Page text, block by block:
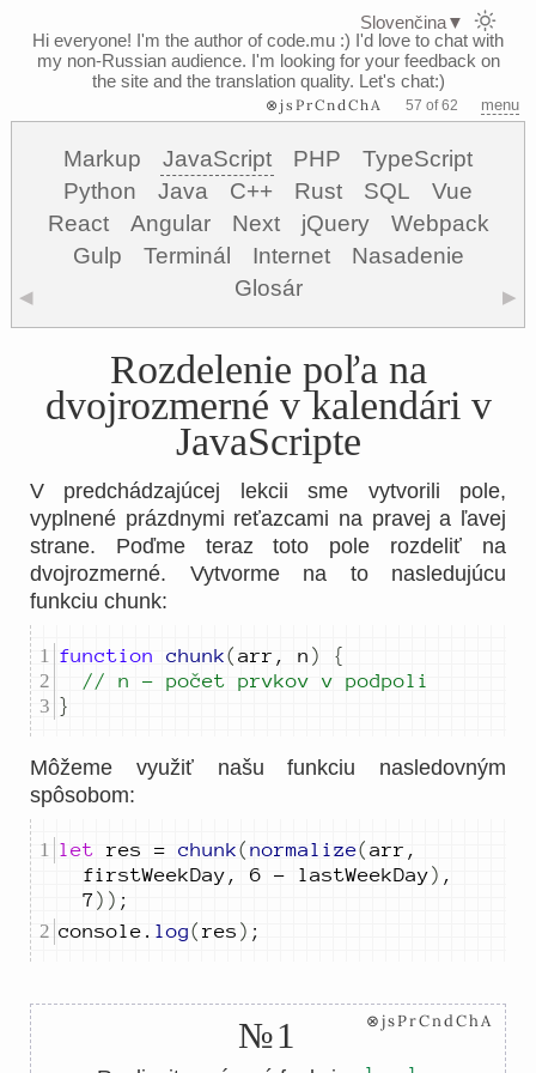
Hi everyone! I'm the author of code.mu :) I'd love to chat with
my non-Russian audience. I'm looking for your feedback on
the site and the translation quality. Let's chat:)
⊗jsPrCndChA 57 of 62 menu
Markup JavaScript PHP
TypeScript
Python
Java C++ Rust SQL
Vue
React
Angular Next jQuery
Webpack
Gulp
Terminál Internet
Nasadenie
Glosár
◀ ▶
Rozdelenie poľa na
dvojrozmerné v kalendári v
JavaScripte
V predchádzajúcej lekcii sme vytvorili pole,
vyplnené prázdnymi reťazcami na pravej a ľavej
strane. Poďme teraz toto pole rozdeliť na
dvojrozmerné. Vytvorme na to nasledujúcu
funkciu chunk:
function chunk( arr , n )
{
// n - počet prvkov v podpoli
}
Môžeme využiť našu funkciu nasledovným
spôsobom:
let res = chunk( normalize( arr ,
firstWeekDay , 6 - lastWeekDay) ,
7)) ;
console . log( res ) ;
№1 ⊗jsPrCndChA
Slovenčina▼